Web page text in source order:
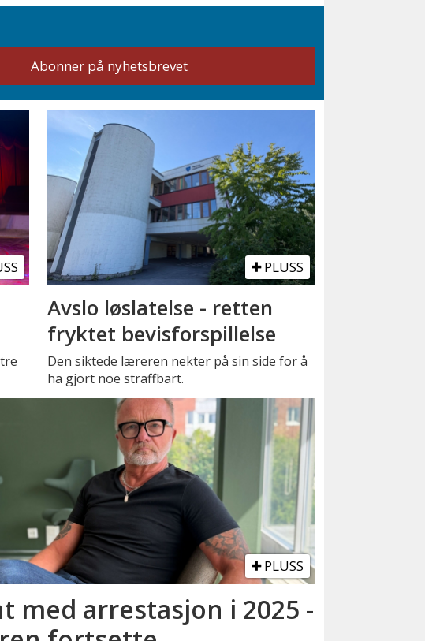
PLUSS
Avslo løslatelse - retten
fryktet bevisforspillelse
Den siktede læreren nekter på sin side for å
ha gjort noe straffbart.
PLUSS
med arrestasjon i 2025 -